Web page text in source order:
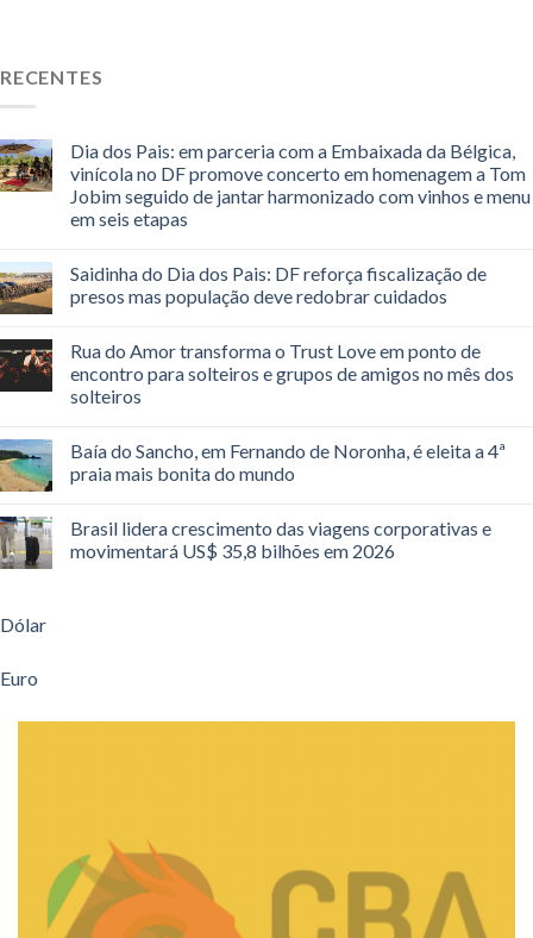
RECENTES
Dia dos Pais: em parceria com a Embaixada da Bélgica,
vinícola no DF promove concerto em homenagem a Tom
Jobim seguido de jantar harmonizado com vinhos e menu
em seis etapas
Saidinha do Dia dos Pais: DF reforça fiscalização de
presos mas população deve redobrar cuidados
Rua do Amor transforma o Trust Love em ponto de
encontro para solteiros e grupos de amigos no mês dos
solteiros
Baía do Sancho, em Fernando de Noronha, é eleita a 4ª
praia mais bonita do mundo
Brasil lidera crescimento das viagens corporativas e
movimentará US$ 35,8 bilhões em 2026
Dólar
Euro